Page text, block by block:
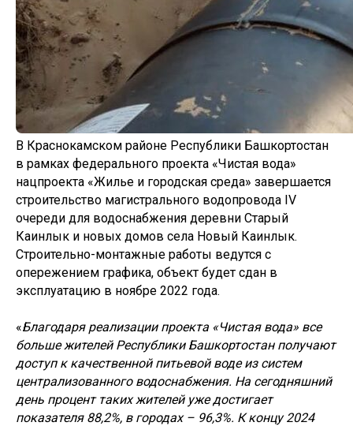
В Краснокамском районе Республики Башкортостан
в рамках федерального проекта «Чистая вода»
нацпроекта «Жилье и городская среда» завершается
строительство магистрального водопровода IV
очереди для водоснабжения деревни Старый
Каинлык и новых домов села Новый Каинлык.
Строительно-монтажные работы ведутся с
опережением графика, объект будет сдан в
эксплуатацию в ноябре 2022 года.
«Благодаря реализации проекта «Чистая вода» все
больше жителей Республики Башкортостан получают
доступ к качественной питьевой воде из систем
централизованного водоснабжения. На сегодняшний
день процент таких жителей уже достигает
показателя 88,2%, в городах – 96,3%. К концу 2024